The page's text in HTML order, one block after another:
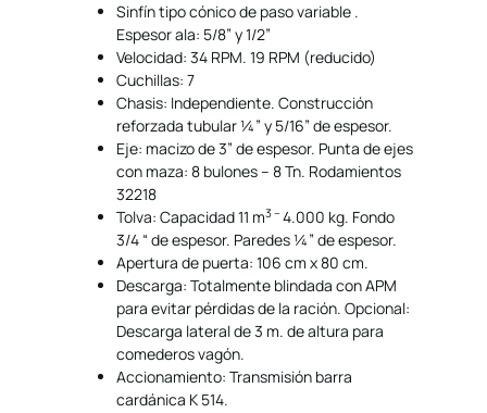
Sinfín tipo cónico de paso variable .
Espesor ala: 5/8” y 1/2”
Velocidad: 34 RPM. 19 RPM (reducido)
Cuchillas: 7
Chasis: Independiente. Construcción
reforzada tubular ¼” y 5/16” de espesor.
Eje: macizo de 3” de espesor. Punta de ejes
con maza: 8 bulones – 8 Tn. Rodamientos
32218
Tolva: Capacidad 11 m3 – 4.000 kg. Fondo
3/4 “ de espesor. Paredes ¼” de espesor.
Apertura de puerta: 106 cm x 80 cm.
Descarga: Totalmente blindada con APM
para evitar pérdidas de la ración. Opcional:
Descarga lateral de 3 m. de altura para
comederos vagón.
Accionamiento: Transmisión barra
cardánica K 514.